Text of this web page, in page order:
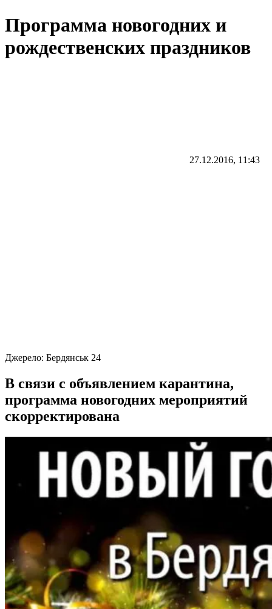
Программа новогодних и
рождественских праздников
27.12.2016, 11:43
Джерело: Бердянськ 24
В связи с объявлением карантина,
программа новогодних мероприятий
скорректирована